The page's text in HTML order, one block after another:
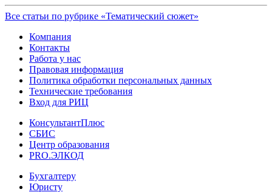
Все статьи по рубрике «Тематический сюжет»
Компания
Контакты
Работа у нас
Правовая информация
Политика обработки персональных данных
Технические требования
Вход для РИЦ
КонсультантПлюс
СБИС
Центр образования
PRO.ЭЛКОД
Бухгалтеру
Юристу